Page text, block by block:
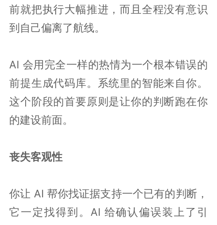
前就把执行大幅推进，而且全程没有意识
到自己偏离了航线。
AI 会用完全一样的热情为一个根本错误的
前提生成代码库。系统里的智能来自你。
这个阶段的首要原则是让你的判断跑在你
的建设前面。
丧失客观性
你让 AI 帮你找证据支持一个已有的判断，
它一定找得到。AI 给确认偏误装上了引